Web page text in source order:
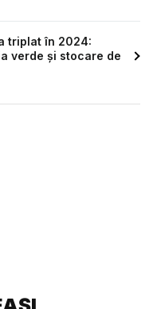
triplat în 2024:
verde și stocare de